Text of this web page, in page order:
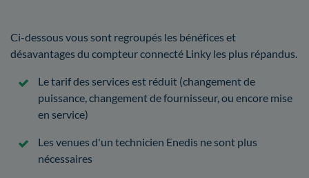
Ci-dessous vous sont regroupés les bénéfices et
désavantages du compteur connecté Linky les plus répandus.
Le tarif des services est réduit (changement de
puissance, changement de fournisseur, ou encore mise
en service)
Les venues d'un technicien Enedis ne sont plus
nécessaires